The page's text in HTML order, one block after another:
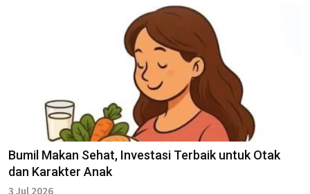
Bumil Makan Sehat, Investasi Terbaik untuk Otak
dan Karakter Anak
3 Jul 2026